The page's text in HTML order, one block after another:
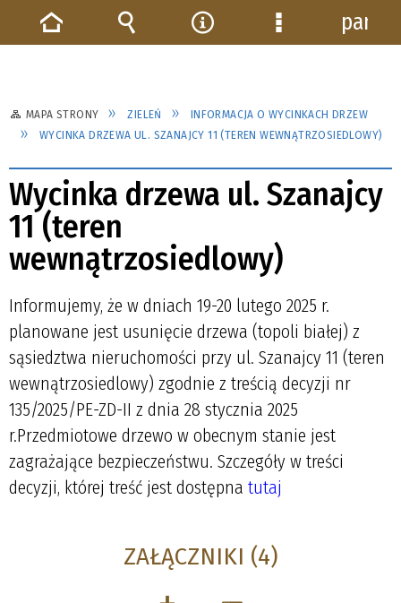
MAPA STRONY ZIELEŃ
INFORMACJA O WYCINKACH DRZEW
WYCINKA DRZEWA UL. SZANAJCY 11 (TEREN WEWNĄTRZOSIEDLOWY)
Wycinka drzewa ul. Szanajcy
11 (teren
wewnątrzosiedlowy)
Informujemy, że w dniach 19-20 lutego 2025 r.
planowane jest usunięcie drzewa (topoli białej) z
sąsiedztwa nieruchomości przy ul. Szanajcy 11 (teren
wewnątrzosiedlowy) zgodnie z treścią decyzji nr
135/2025/PE-ZD-II z dnia 28 stycznia 2025
r.Przedmiotowe drzewo w obecnym stanie jest
zagrażające bezpieczeństwu. Szczegóły w treści
decyzji, której treść jest dostępna tutaj
ZAŁĄCZNIKI (4)
Strona Wyszukiwarka
NarzędziaMenu
panel